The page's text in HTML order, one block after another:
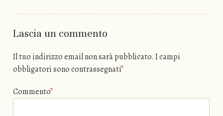
Lascia un commento
Il tuo indirizzo email non sarà pubblicato. I campi
obbligatori sono contrassegnati*
Commento*